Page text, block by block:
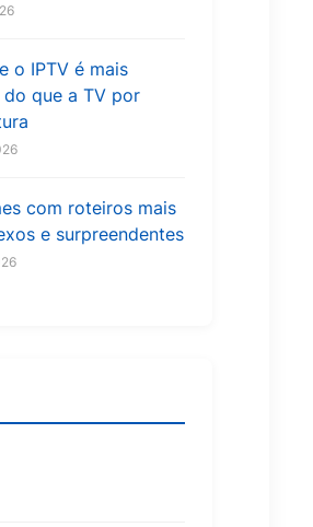
o IPTV é mais
que a TV por
com roteiros mais
e surpreendentes